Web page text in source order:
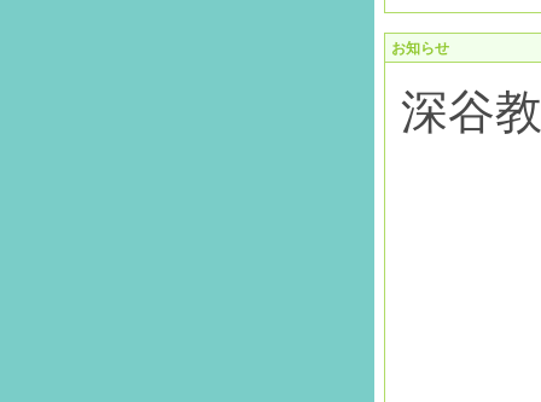
お知らせ
深谷